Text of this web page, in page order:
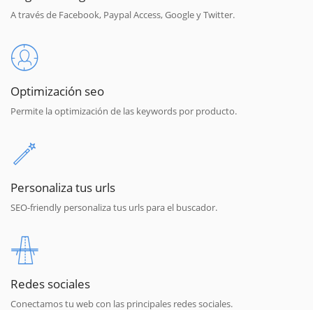
A través de Facebook, Paypal Access, Google y Twitter.
Optimización seo
Permite la optimización de las keywords por producto.
Personaliza tus urls
SEO-friendly personaliza tus urls para el buscador.
Redes sociales
Conectamos tu web con las principales redes sociales.